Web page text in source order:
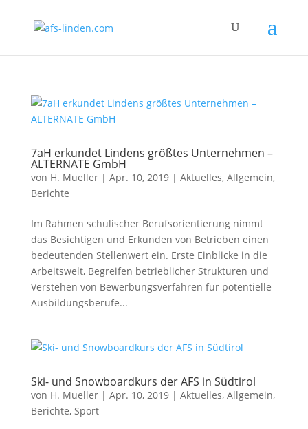
7aH erkundet Lindens größtes Unternehmen –
ALTERNATE GmbH
von H. Mueller| Apr. 10, 2019| Aktuelles, Allgemein,
Berichte
Im Rahmen schulischer Berufsorientierung nimmt
das Besichtigen und Erkunden von Betrieben einen
bedeutenden Stellenwert ein. Erste Einblicke in die
Arbeitswelt, Begreifen betrieblicher Strukturen und
Verstehen von Bewerbungsverfahren für potentielle
Ausbildungsberufe...
Ski- und Snowboardkurs der AFS in Südtirol
von H. Mueller| Apr. 10, 2019| Aktuelles, Allgemein,
Berichte, Sport